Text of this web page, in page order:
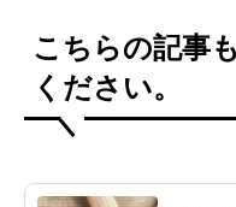
こちらの記事
ください。